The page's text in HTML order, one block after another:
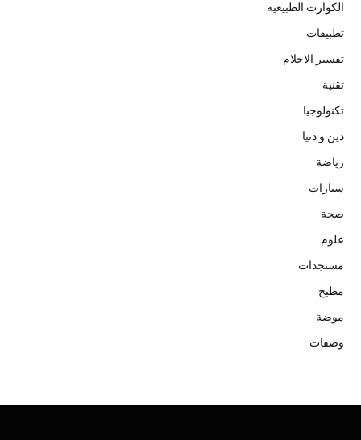
الكوارث الطبيعية
تطبيقات
تفسير الاحلام
تقنية
تكنولوجيا
دين و دنيا
رياضة
سيارات
صحة
علوم
مستجدات
مطبخ
موضة
وصفات